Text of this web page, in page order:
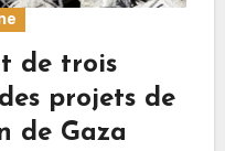
de trois
projets de
de Gaza